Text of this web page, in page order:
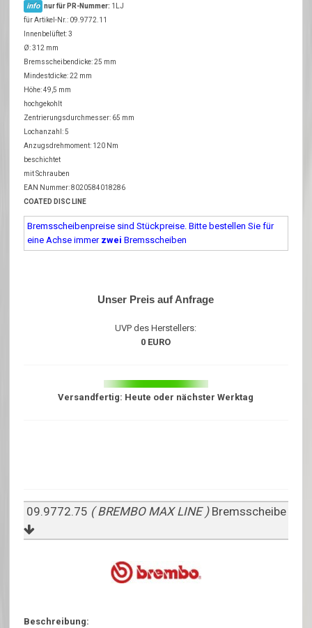
info nur für PR-Nummer: 1LJ
für Artikel-Nr.: 09.9772.11
Innenbelüftet: 3
Ø: 312 mm
Bremsscheibendicke: 25 mm
Mindestdicke: 22 mm
Höhe: 49,5 mm
hochgekohlt
Zentrierungsdurchmesser: 65 mm
Lochanzahl: 5
Anzugsdrehmoment: 120 Nm
beschichtet
mit Schrauben
EAN Nummer: 8020584018286
COATED DISC LINE
Bremsscheibenpreise sind Stückpreise. Bitte bestellen Sie für
eine Achse immer zwei Bremsscheiben
Unser Preis auf Anfrage
UVP des Herstellers:
0 EURO
Versandfertig: Heute oder nächster Werktag
09.9772.75 ( BREMBO MAX LINE ) Bremsscheibe
Beschreibung: